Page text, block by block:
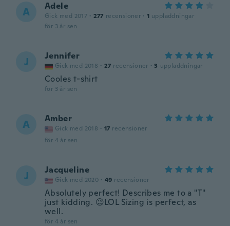
A Adele
Gick med 2017 · 277 recensioner · 1 uppladdningar
för 3 år sen
J Jennifer
Gick med 2018 · 27 recensioner · 3 uppladdningar
Cooles t-shirt
för 3 år sen
A Amber
Gick med 2018 · 17 recensioner
för 4 år sen
J Jacqueline
Gick med 2020 · 49 recensioner
Absolutely perfect! Describes me to a "T"
just kidding. 😉LOL Sizing is perfect, as
well.
för 4 år sen